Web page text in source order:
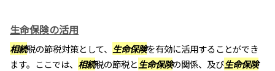
生命保険の活用
相続税の節税対策として、 生命保険を有効に活用することができ
ます。ここでは、 相続税の節税と生命保険の関係、及び生命保険